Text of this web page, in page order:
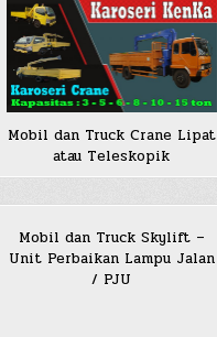
Mobil dan Truck Crane Lipat
atau Teleskopik
Mobil dan Truck Skylift –
Unit Perbaikan Lampu Jalan
/ PJU